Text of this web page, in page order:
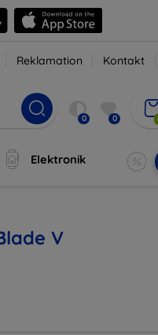
Reklamation Kontakt
0 0
Elektronik
V